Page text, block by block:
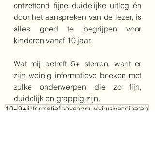
ontzettend fijne duidelijke uitleg én
door het aanspreken van de lezer, is
alles goed te begrijpen voor
kinderen vanaf 10 jaar.
Wat mij betreft 5+ sterren, want er
zijn weinig informatieve boeken met
zulke onderwerpen die zo fijn,
duidelijk en grappig zijn.
10+9+informatiefbovenbouwvirusvaccineren